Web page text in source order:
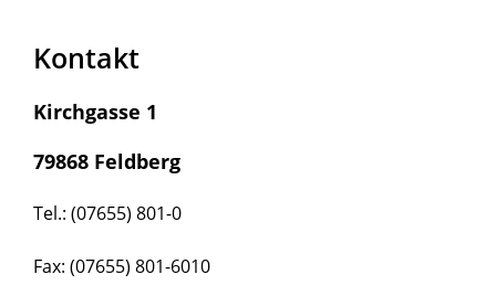
Kontakt
Kirchgasse 1
79868 Feldberg
Tel.: (07655) 801-0
Fax: (07655) 801-6010